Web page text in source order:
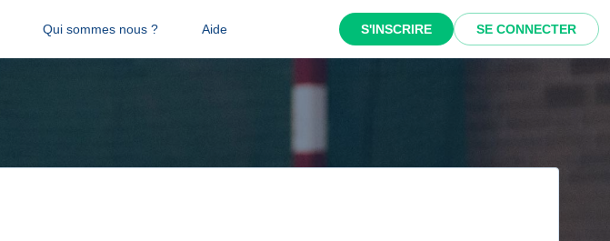
Qui sommes nous ? Aide S'INSCRIRE SE CONNECTER